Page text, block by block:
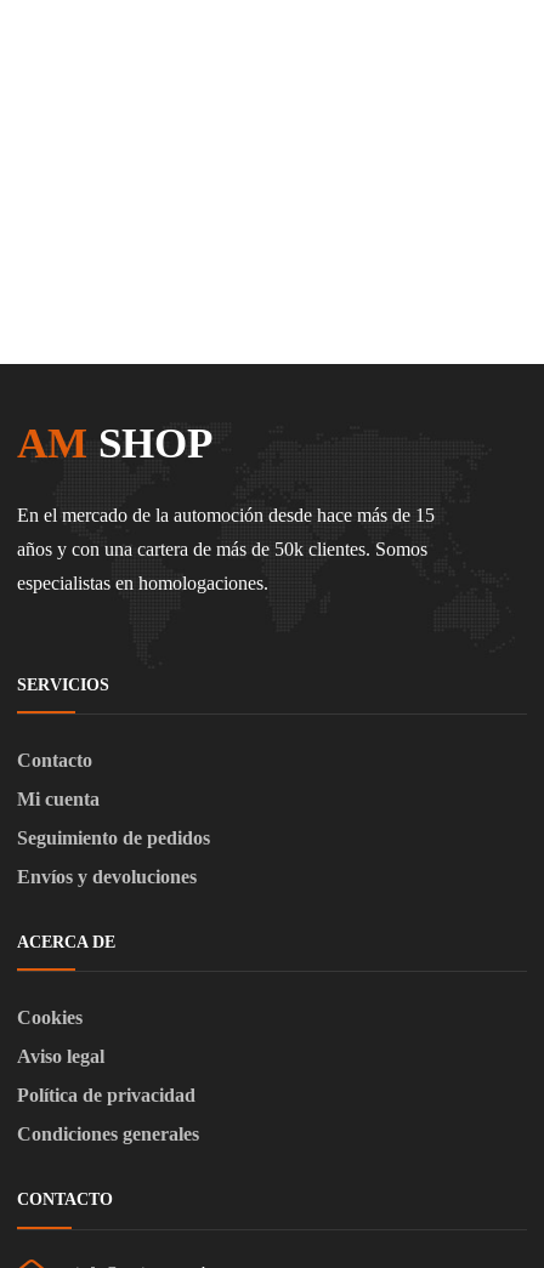
AM SHOP
En el mercado de la automoción desde hace más de 15
años y con una cartera de más de 50k clientes. Somos
especialistas en homologaciones.
SERVICIOS
Contacto
Mi cuenta
Seguimiento de pedidos
Envíos y devoluciones
ACERCA DE
Cookies
Aviso legal
Política de privacidad
Condiciones generales
CONTACTO